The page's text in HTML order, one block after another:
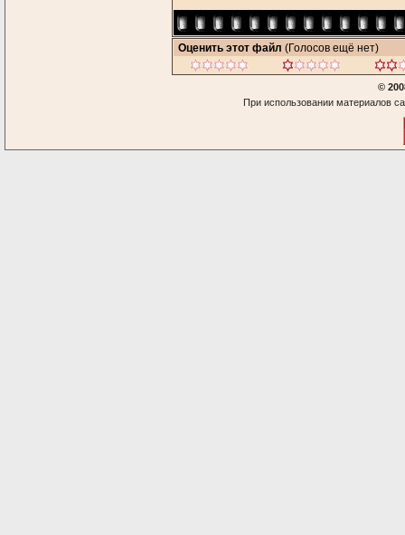
Оценить этот файл (Голосов ещё нет)
©
При использовании материалов